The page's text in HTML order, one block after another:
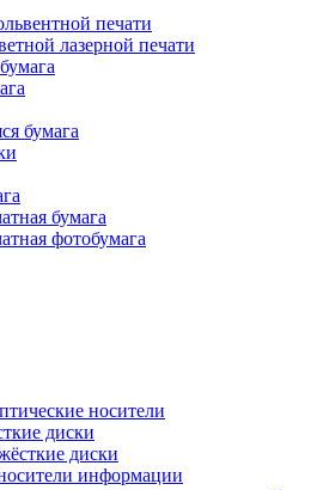
печати
лазерной печати
бумага
бумага
фотобумага
носители
диски
диски
информации